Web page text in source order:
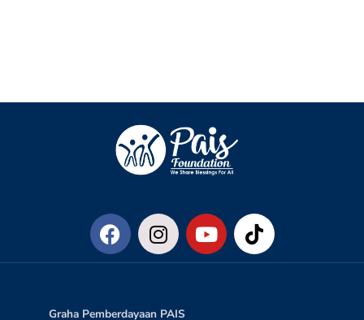
Graha Pemberdayaan PAIS